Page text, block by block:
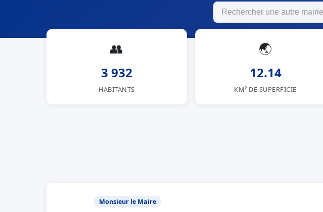
👥
3 932
HABITANTS
🌏
12.14
KM² DE SUPERFICIE
Monsieur le Maire